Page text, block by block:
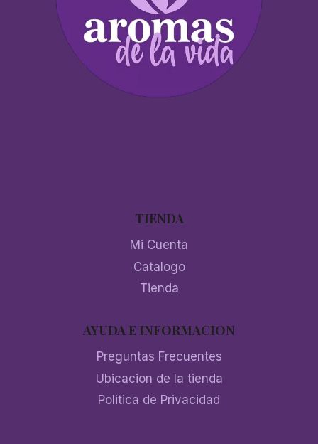
TIENDA
Mi Cuenta
Catalogo
Tienda
AYUDA E INFORMACION
Preguntas Frecuentes
Ubicacion de la tienda
Politica de Privacidad